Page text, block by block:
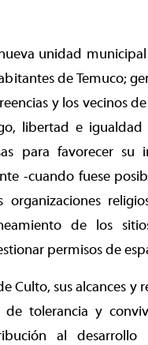
unidad
de Temuco;
y los vecinos
libertad e
para favorecer
-cuando fuese
de los
permisos de
Culto, sus alcances
tolerancia y
al